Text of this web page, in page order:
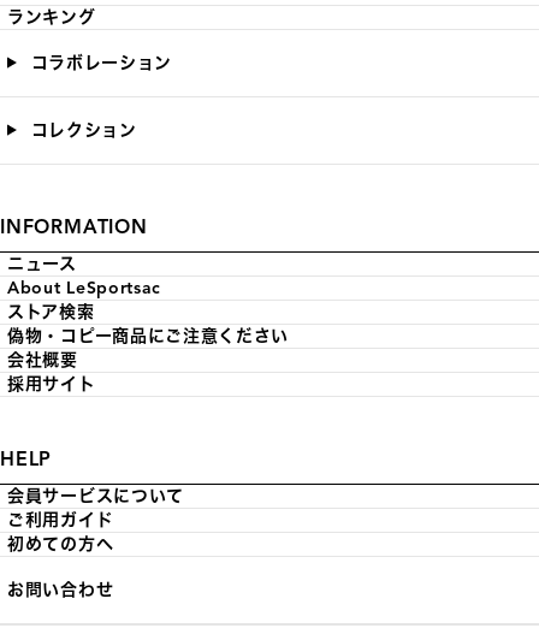
ランキング
コラボレーション
コレクション
INFORMATION
ニュース
About LeSportsac
ストア検索
偽物・コピー商品にご注意ください
会社概要
採用サイト
HELP
会員サービスについて
ご利用ガイド
初めての方へ
お問い合わせ